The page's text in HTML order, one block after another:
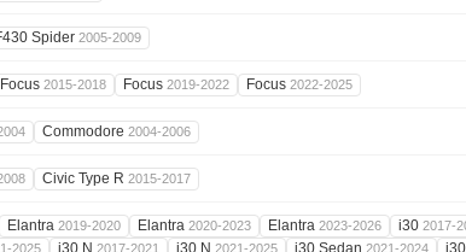
Spider 2005-2009
Focus 2015-2018 Focus 2019-2022 Focus 2022-2025
Commodore 2004-2006
Civic Type R 2015-2017
Elantra 2019-2020 Elantra 2020-2023 Elantra 2023-2026 i30 2017-
2025 i30 N 2017-2021 i30 N 2021-2025 i30 Sedan 2021-2024